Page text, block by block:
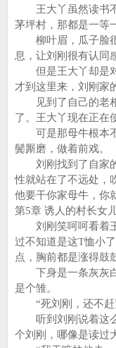
王大丫虽然读书不
茅坪村，那都是一等
柳叶眉，瓜子脸很
息，让刘刚很有认同
但是王大丫却是对
才到这里来，刘刚家
见到了自己的老相
了。王大丫现在正在
可是那母牛根本不
鬓厮磨，做着前戏。
刘刚找到了自家的
性就站在了不远处，
他要干你家母牛，你
第5章 诱人的村长女
刘刚笑呵呵看着王
过不知道是这T恤小
点，胸前都是涨得鼓
下身是一条灰灰白
是个雏。
“死刘刚，还不赶
听到刘刚说着这么
个刘刚，哪像是读过